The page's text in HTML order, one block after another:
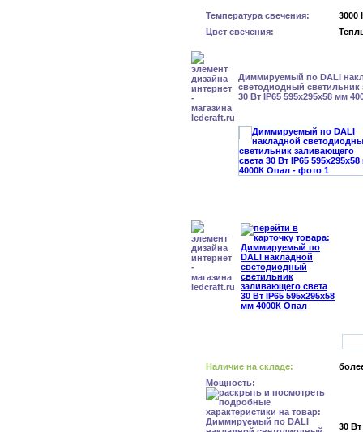
Температура свечения:
3000
Цвет свечения:
Диммируемый по DALI
светодиодный светильник
30 Вт IP65 595x295x58 мм
Наличие на складе:
Мощность:
30 Вт